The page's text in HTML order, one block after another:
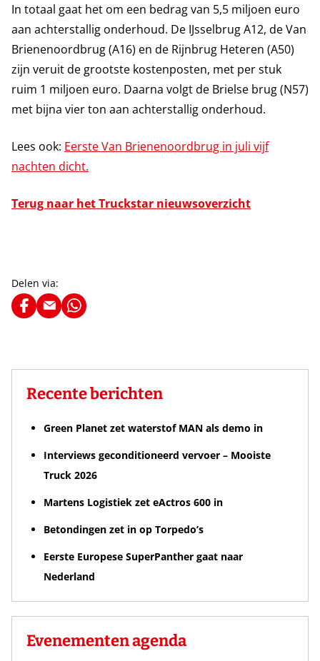
In totaal gaat het om een bedrag van 5,5 miljoen euro
aan achterstallig onderhoud. De IJsselbrug A12, de Van
Brienenoordbrug (A16) en de Rijnbrug Heteren (A50)
zijn veruit de grootste kostenposten, met per stuk
ruim 1 miljoen euro. Daarna volgt de Brielse brug (N57)
met bijna vier ton aan achterstallig onderhoud.
Lees ook: Eerste Van Brienenoordbrug in juli vijf
nachten dicht.
Terug naar het Truckstar nieuwsoverzicht
Delen via:
Recente berichten
Green Planet zet waterstof MAN als demo in
Interviews geconditioneerd vervoer – Mooiste
Truck 2026
Martens Logistiek zet eActros 600 in
Betondingen zet in op Torpedo’s
Eerste Europese SuperPanther gaat naar
Nederland
Evenementen agenda